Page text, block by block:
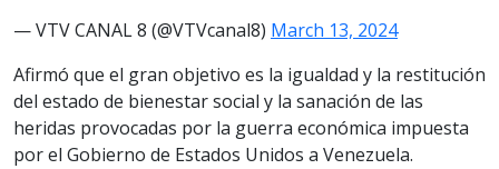
— VTV CANAL 8 (@VTVcanal8) March 13, 2024
Afirmó que el gran objetivo es la igualdad y la restitución
del estado de bienestar social y la sanación de las
heridas provocadas por la guerra económica impuesta
por el Gobierno de Estados Unidos a Venezuela.